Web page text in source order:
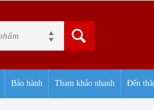
Bảo hành Tham khảo nhanh Đến